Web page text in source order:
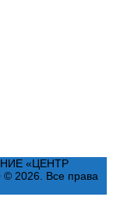
«ЦЕНТР
2026. Все права